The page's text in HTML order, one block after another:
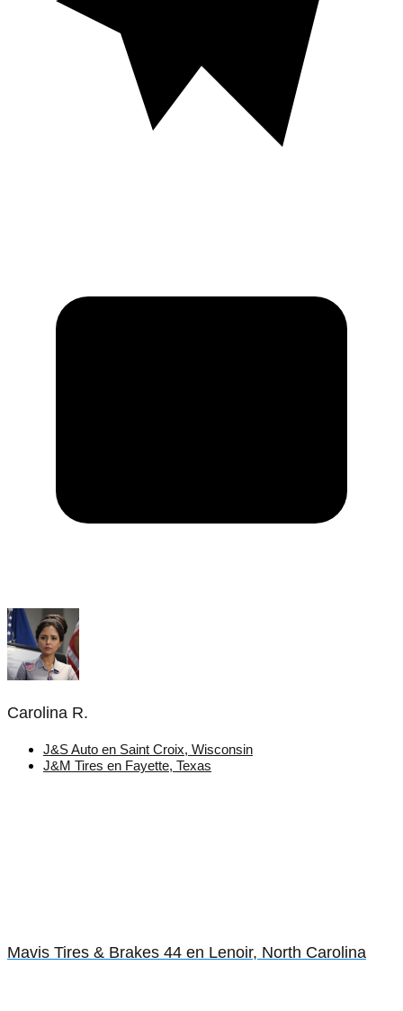
Carolina R.
J&S Auto en Saint Croix, Wisconsin
J&M Tires en Fayette, Texas
Mavis Tires & Brakes 44 en Lenoir, North Carolina